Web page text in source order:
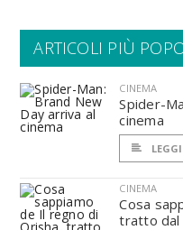
ARTICOLI PIÙ
CINEMA
Spider-
cinema
LEGGI
CINEMA
Cosa
tratto dal